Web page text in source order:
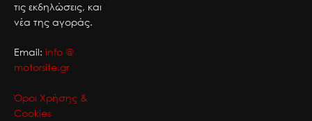
τις εκδηλώσεις, και
νέα της αγοράς.
Email: info @
motorsite.gr
Όροι Χρήσης &
Cookies